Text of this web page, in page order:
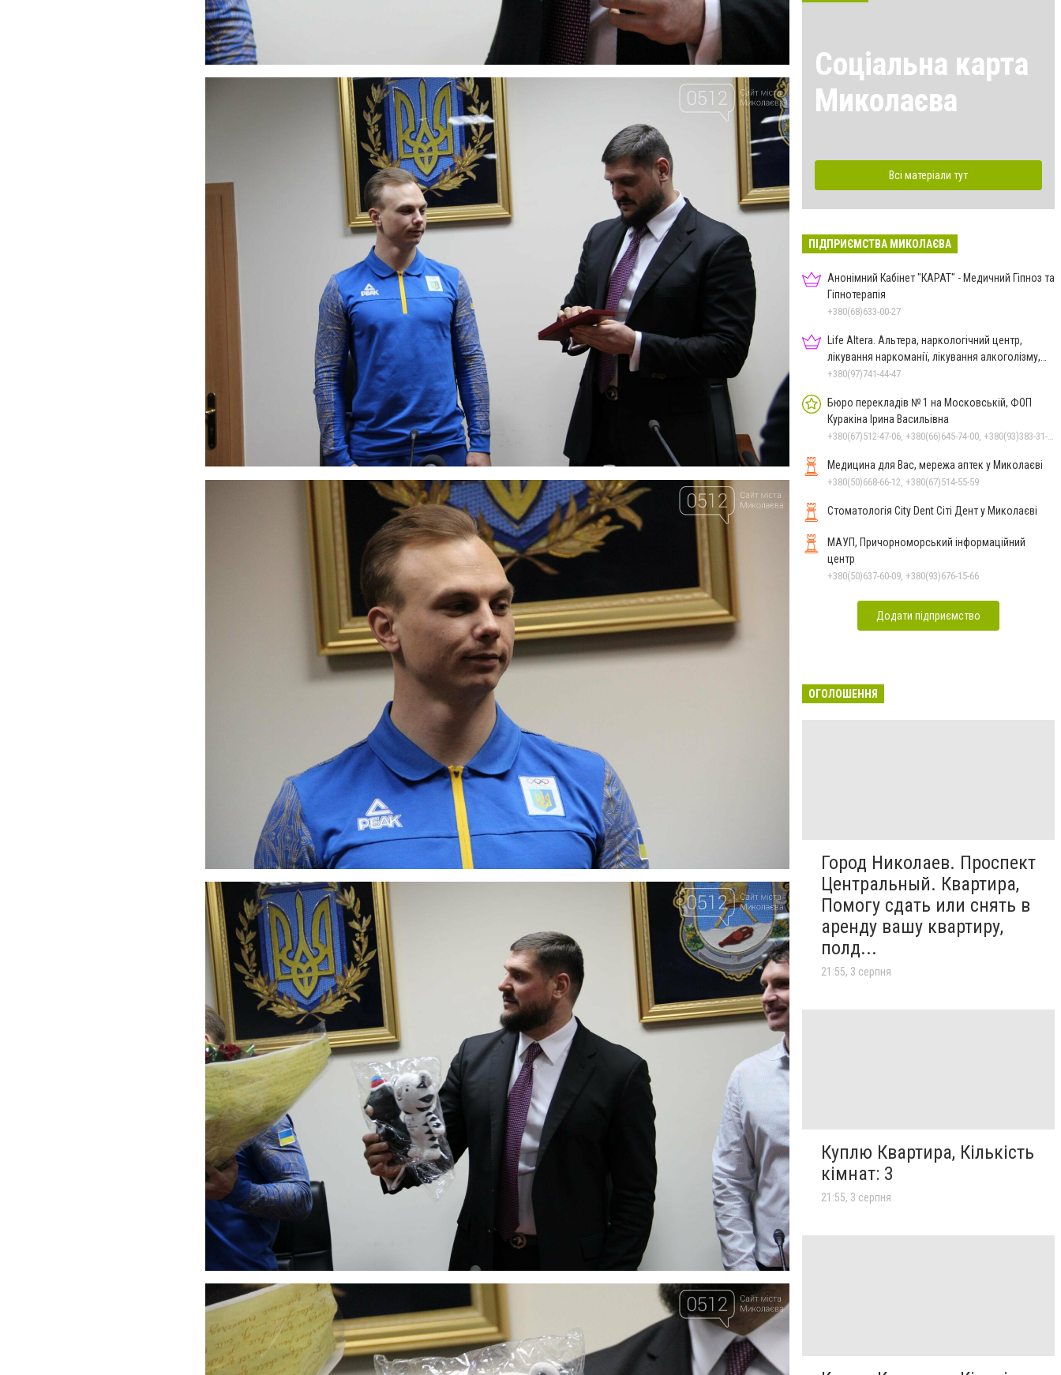
Соціальна карта
Миколаєва
Всі матеріали тут
ПІДПРИЄМСТВА МИКОЛАЄВА
Анонімний Кабінет "КАРАТ" - Медичний Гіпноз та
Гіпнотерапія
+380(68)633-00-27
Life Altera. Альтера, наркологічний центр,
лікування наркоманії, лікування алкоголізму,
зняття ломки
+380(97)741-44-47
Бюро перекладів № 1 на Московській, ФОП
Куракіна Ірина Васильівна
Медицина для Вас, мережа аптек у Миколаєві
+380(50)668-66-12, +380(67)514-55-59
Стоматологія City Dent Сіті Дент у Миколаєві
МАУП, Причорноморський інформаційний
центр
+380(50)637-60-09, +380(93)676-15-66
Додати підприємство
ОГОЛОШЕННЯ
Город Николаев. Проспект
Центральный. Квартира,
Помогу сдать или снять в
аренду вашу квартиру,
полд...
21:55, 3 серпня
Куплю Квартира, Кількість
кімнат: 3
21:55, 3 серпня